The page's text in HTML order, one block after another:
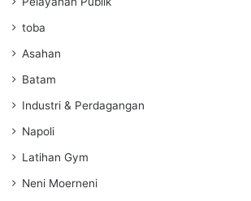
toba
Asahan
Batam
Industri & Perdagangan
Napoli
Latihan Gym
Neni Moerneni